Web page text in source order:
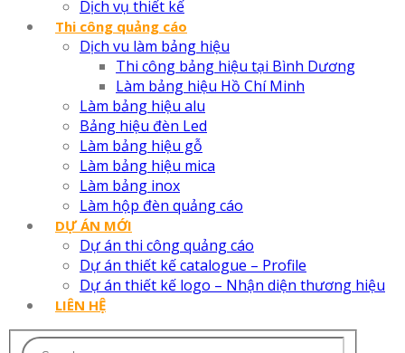
Dịch vụ thiết kế
Thi công quảng cáo
Dịch vu làm bảng hiệu
Thi công bảng hiệu tại Bình Dương
Làm bảng hiệu Hồ Chí Minh
Làm bảng hiệu alu
Bảng hiệu đèn Led
Làm bảng hiệu gỗ
Làm bảng hiệu mica
Làm bảng inox
Làm hộp đèn quảng cáo
DỰ ÁN MỚI
Dự án thi công quảng cáo
Dự án thiết kế catalogue – Profile
Dự án thiết kế logo – Nhận diện thương hiệu
LIÊN HỆ